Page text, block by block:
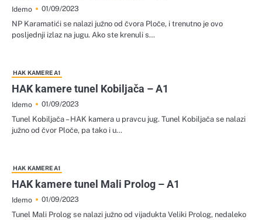
Idemo
01/09/2023
NP Karamatići se nalazi južno od čvora Ploče, i trenutno je ovo
posljednji izlaz na jugu. Ako ste krenuli s…
HAK KAMERE A1
HAK kamere tunel Kobiljača – A1
Idemo
01/09/2023
Tunel Kobiljača – HAK kamera u pravcu jug. Tunel Kobiljača se nalazi
južno od čvor Ploče, pa tako i u…
HAK KAMERE A1
HAK kamere tunel Mali Prolog – A1
Idemo
01/09/2023
Tunel Mali Prolog se nalazi južno od vijadukta Veliki Prolog, nedaleko